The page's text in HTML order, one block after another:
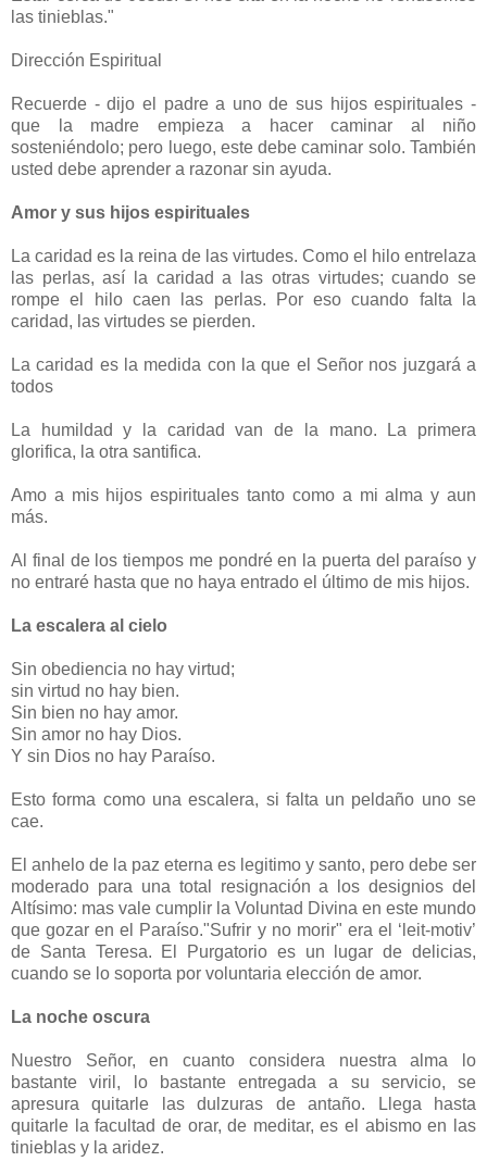
las tinieblas."
Dirección Espiritual
Recuerde - dijo el padre a uno de sus hijos espirituales -
que la madre empieza a hacer caminar al niño
sosteniéndolo; pero luego, este debe caminar solo. También
usted debe aprender a razonar sin ayuda.
Amor y sus hijos espirituales
La caridad es la reina de las virtudes. Como el hilo entrelaza
las perlas, así la caridad a las otras virtudes; cuando se
rompe el hilo caen las perlas. Por eso cuando falta la
caridad, las virtudes se pierden.
La caridad es la medida con la que el Señor nos juzgará a
todos
La humildad y la caridad van de la mano. La primera
glorifica, la otra santifica.
Amo a mis hijos espirituales tanto como a mi alma y aun
más.
Al final de los tiempos me pondré en la puerta del paraíso y
no entraré hasta que no haya entrado el último de mis hijos.
La escalera al cielo
Sin obediencia no hay virtud;
sin virtud no hay bien.
Sin bien no hay amor.
Sin amor no hay Dios.
Y sin Dios no hay Paraíso.
Esto forma como una escalera, si falta un peldaño uno se
cae.
El anhelo de la paz eterna es legitimo y santo, pero debe ser
moderado para una total resignación a los designios del
Altísimo: mas vale cumplir la Voluntad Divina en este mundo
que gozar en el Paraíso."Sufrir y no morir" era el ‘leit-motiv’
de Santa Teresa. El Purgatorio es un lugar de delicias,
cuando se lo soporta por voluntaria elección de amor.
La noche oscura
Nuestro Señor, en cuanto considera nuestra alma lo
bastante viril, lo bastante entregada a su servicio, se
apresura quitarle las dulzuras de antaño. Llega hasta
quitarle la facultad de orar, de meditar, es el abismo en las
tinieblas y la aridez.